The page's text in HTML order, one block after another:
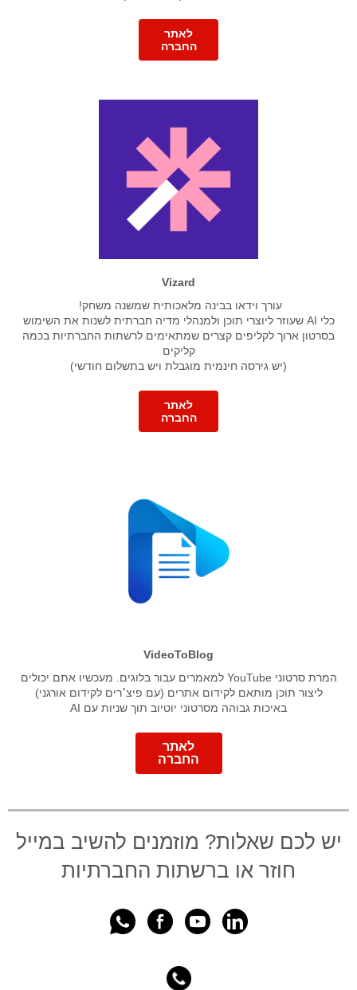
לאתר
החברה
Vizard
עורך וידאו בבינה מלאכותית שמשנה משחק!
כלי AI שעוזר ליוצרי תוכן ולמנהלי מדיה חברתית לשנות את השימוש
בסרטון ארוך לקליפים קצרים שמתאימים לרשתות החברתיות בכמה
קליקים
(יש גירסה חינמית מוגבלת ויש בתשלום חודשי)
לאתר
החברה
VideoToBlog
המרת סרטוני YouTube למאמרים עבור בלוגים. מעכשיו אתם יכולים
ליצור תוכן מותאם לקידום אתרים (עם פיצ׳רים לקידום אורגני)
באיכות גבוהה מסרטוני יוטיוב תוך שניות עם AI
לאתר
החברה
יש לכם שאלות? מוזמנים להשיב במייל
חוזר או ברשתות החברתיות